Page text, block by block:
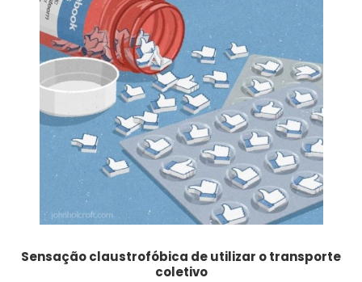
Sensação claustrofóbica de utilizar o transporte
coletivo